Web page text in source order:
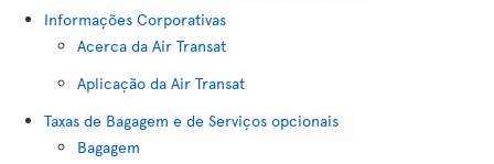
Informações Corporativas
Acerca da Air Transat
Aplicação da Air Transat
Taxas de Bagagem e de Serviços opcionais
Bagagem